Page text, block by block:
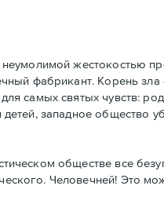
неумолимой жестокостью
фабрикант. Корень
самых святых чувств:
детей, западное
обществе все
Человечней! Это